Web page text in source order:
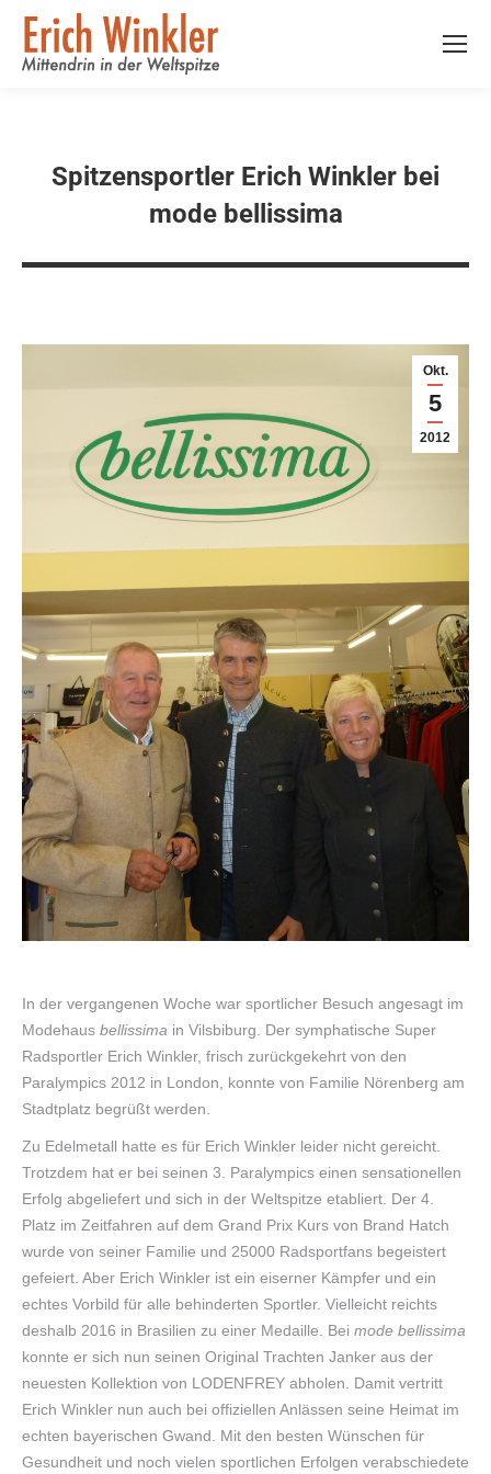
Spitzensportler Erich Winkler bei
mode bellissima
Okt.
5
2012
In der vergangenen Woche war sportlicher Besuch angesagt im
Modehaus bellissima in Vilsbiburg. Der symphatische Super
Radsportler Erich Winkler, frisch zurückgekehrt von den
Paralympics 2012 in London, konnte von Familie Nörenberg am
Stadtplatz begrüßt werden.
Zu Edelmetall hatte es für Erich Winkler leider nicht gereicht.
Trotzdem hat er bei seinen 3. Paralympics einen sensationellen
Erfolg abgeliefert und sich in der Weltspitze etabliert. Der 4.
Platz im Zeitfahren auf dem Grand Prix Kurs von Brand Hatch
wurde von seiner Familie und 25000 Radsportfans begeistert
gefeiert. Aber Erich Winkler ist ein eiserner Kämpfer und ein
echtes Vorbild für alle behinderten Sportler. Vielleicht reichts
deshalb 2016 in Brasilien zu einer Medaille. Bei mode bellissima
konnte er sich nun seinen Original Trachten Janker aus der
neuesten Kollektion von LODENFREY abholen. Damit vertritt
Erich Winkler nun auch bei offiziellen Anlässen seine Heimat im
echten bayerischen Gwand. Mit den besten Wünschen für
Gesundheit und noch vielen sportlichen Erfolgen verabschiedete